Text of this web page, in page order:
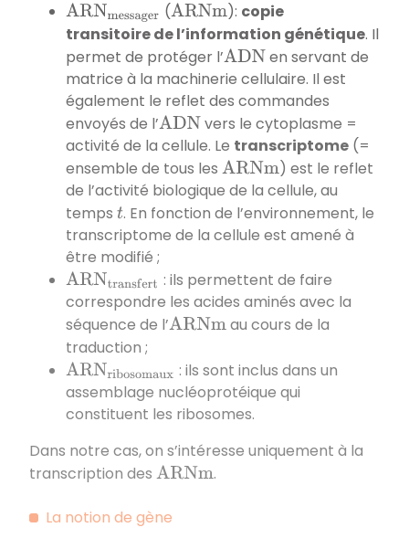
ARNmessage r(ARNm ): copie
transitoire de l’information génétique. Il
permet de protéger l’ADN
en servant de
matrice à la machinerie cellulaire. Il est
également le reflet des commandes
envoyés de l’ADN
vers le cytoplasme =
activité de la cellule. Le transcriptome (=
ensemble de tous les ARNm
) est le reflet
de l’activité biologique de la cellule, au
temps t. En fonction de l’environnement, le
transcriptome de la cellule est amené à
être modifié ;
ARNtransfert : ils permettent de faire
correspondre les acides aminés avec la
séquence de l’ARNm
au cours de la
traduction ;
ARNribosomaux : ils sont inclus dans un
assemblage nucléoprotéique qui
constituent les ribosomes.
Dans notre cas, on s’intéresse uniquement à la
transcription des ARNm .
La notion de gène